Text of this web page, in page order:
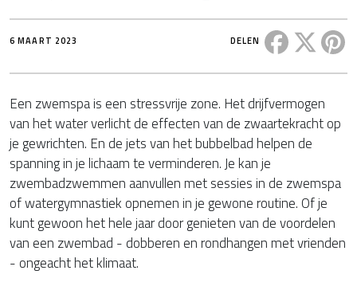
6 MAART 2023 DELEN Deel ditDeel
Een zwemspa is een stressvrije zone. Het drijfvermogen
van het water verlicht de effecten van de zwaartekracht op
je gewrichten. En de jets van het bubbelbad helpen de
spanning in je lichaam te verminderen. Je kan je
zwembadzwemmen aanvullen met sessies in de zwemspa
of watergymnastiek opnemen in je gewone routine. Of je
kunt gewoon het hele jaar door genieten van de voordelen
van een zwembad - dobberen en rondhangen met vrienden
- ongeacht het klimaat.